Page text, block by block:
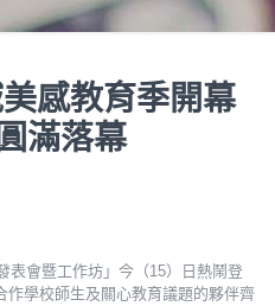
感教育季開幕
滿落幕
表會暨工作坊」今（15）日熱鬧登
學校師生及關心教育議題的夥伴齊